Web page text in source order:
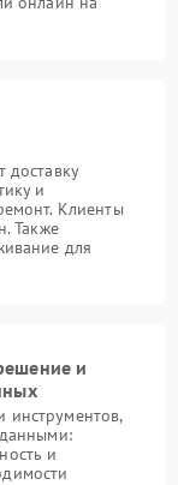
доставку
и
Клиенты
Также
для
и
инструментов,
и